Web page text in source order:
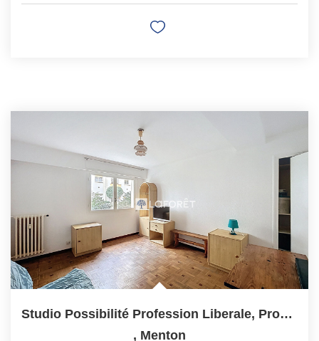
Studio Possibilité Profession Liberale, Proche Bord De Mer ...
, Menton